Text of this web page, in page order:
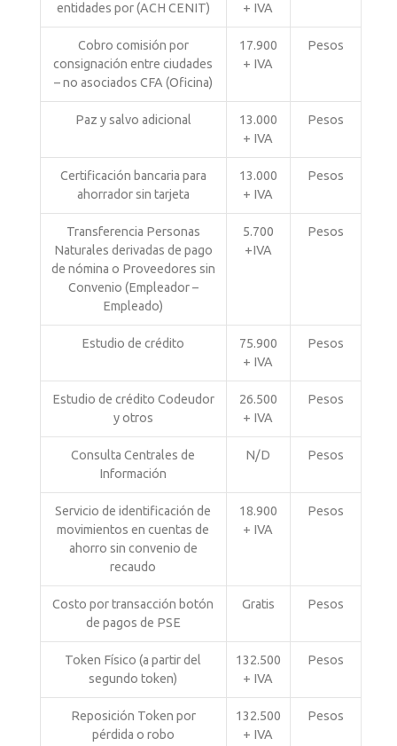
entidades por (ACH CENIT)
+ IVA
Cobro comisión por
consignación entre ciudades
– no asociados CFA (Oficina)
17.900
+ IVA
Pesos
Paz y salvo adicional
13.000
+ IVA
Pesos
Certificación bancaria para
ahorrador sin tarjeta
13.000
+ IVA
Pesos
Transferencia Personas
Naturales derivadas de pago
de nómina o Proveedores sin
Convenio (Empleador –
Empleado)
5.700
+IVA
Pesos
Estudio de crédito
75.900
+ IVA
Pesos
Estudio de crédito Codeudor
y otros
26.500
+ IVA
Pesos
Consulta Centrales de
Información
N/D Pesos
Servicio de identificación de
movimientos en cuentas de
ahorro sin convenio de
recaudo
18.900
+ IVA
Pesos
Costo por transacción botón
de pagos de PSE
Gratis Pesos
Token Físico (a partir del
segundo token)
132.500
+ IVA
Pesos
Reposición Token por
pérdida o robo
132.500
+ IVA
Pesos